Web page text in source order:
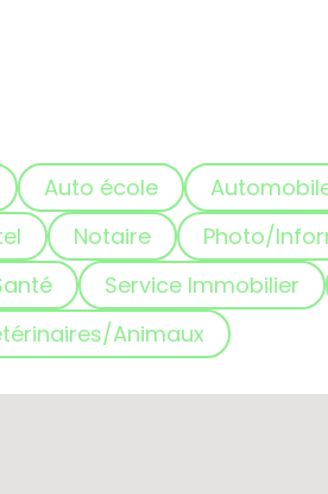
Auto école
Notaire Photo/
Service Immobilier
Animaux